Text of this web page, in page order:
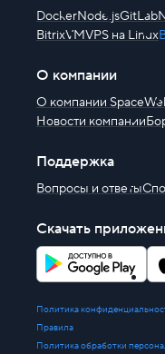
DockerNode.jsGitLab
BitrixVMVPS на Linux
О компании
О компании
Новости компании
Поддержка
Вопросы и ответы
Скачать
Политика
Правила
Политика обработки